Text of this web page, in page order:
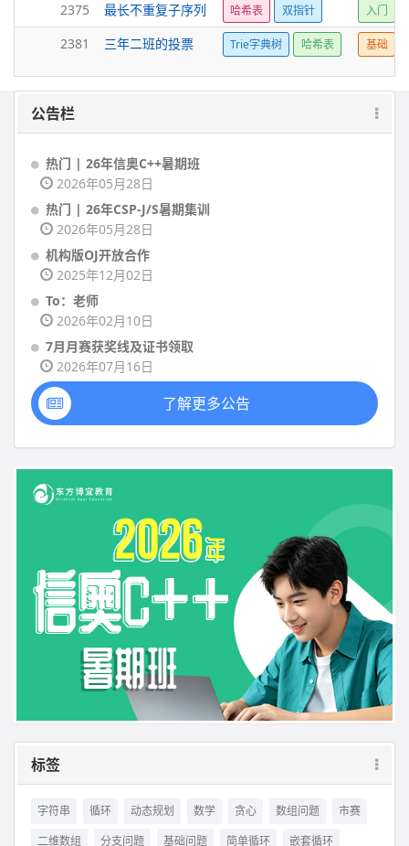
2375 最长不重复子序列 哈希表 双指针 入门
2381 三年二班的投票 Trie字典树 哈希表 基础
公告栏
热门 | 26年信奥C++暑期班
2026年05月28日
热门 | 26年CSP-J/S暑期集训
2026年05月28日
机构版OJ开放合作
2025年12月02日
To：老师
2026年02月10日
7月月赛获奖线及证书领取
2026年07月16日
了解更多公告
标签
字符串 循环 动态规划 数学 贪心 数组问题
市赛
二维数组
分支问题 基础问题 简单循环 嵌套循环